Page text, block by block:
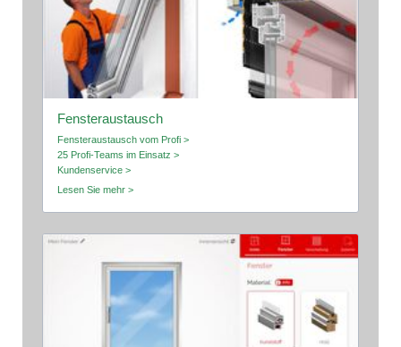
Fensteraustausch
Fensteraustausch vom Profi >
25 Profi-Teams im Einsatz >
Kundenservice >
Lesen Sie mehr >